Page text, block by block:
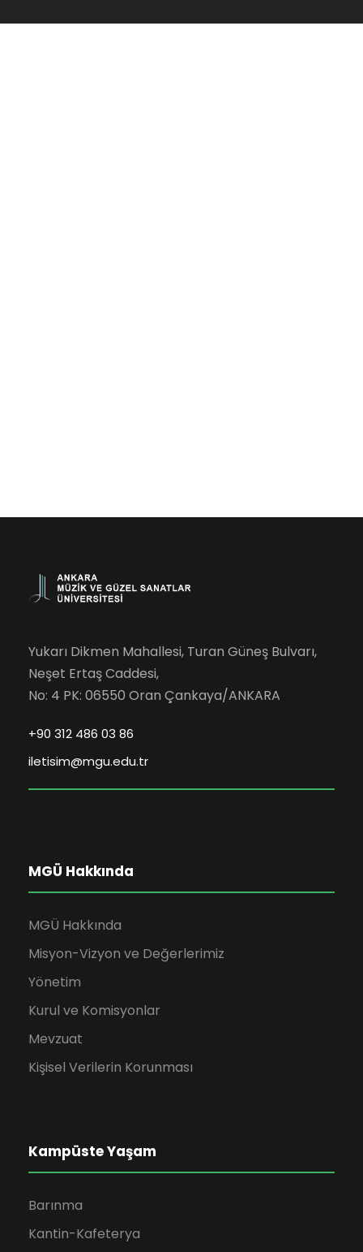
Yukarı Dikmen Mahallesi, Turan Güneş Bulvarı,
Neşet Ertaş Caddesi,
No: 4 PK: 06550 Oran Çankaya/ANKARA
+90 312 486 03 86
iletisim@mgu.edu.tr
MGÜ Hakkında
MGÜ Hakkında
Misyon-Vizyon ve Değerlerimiz
Yönetim
Kurul ve Komisyonlar
Mevzuat
Kişisel Verilerin Korunması
Kampüste Yaşam
Barınma
Kantin-Kafeterya